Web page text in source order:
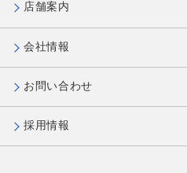
店舗案内
会社情報
お問い合わせ
採用情報